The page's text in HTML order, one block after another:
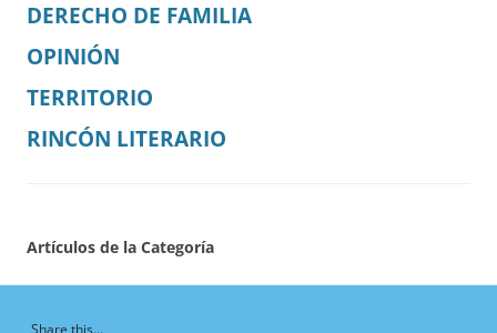
DERECHO DE FAMILIA
OPINIÓN
TERRITORIO
RINCÓN LITERARIO
Artículos de la Categoría